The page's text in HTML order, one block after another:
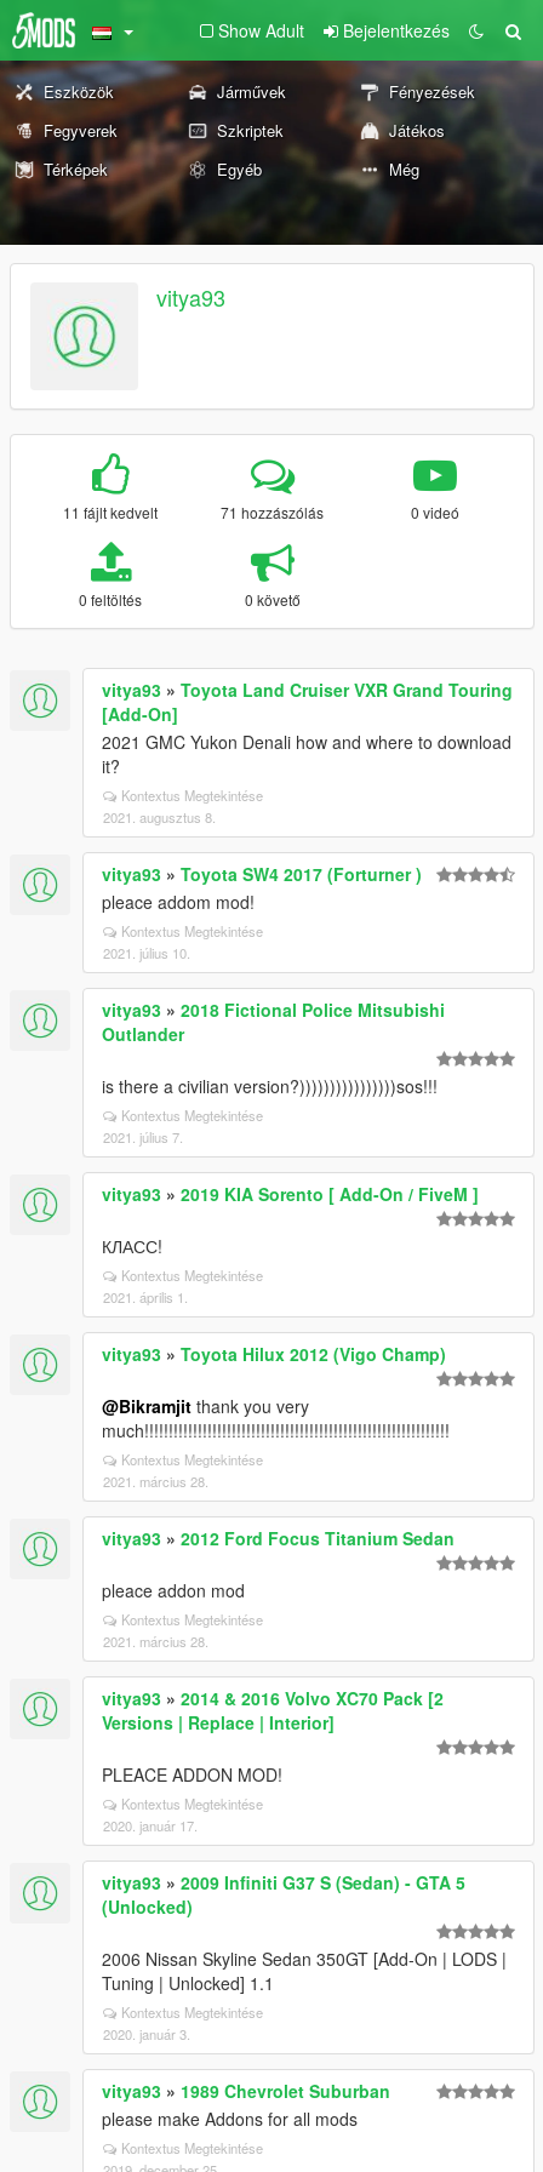
Show Adult Bejelentkezés
Eszközök Járművek
Fényezések
Fegyverek
Szkriptek
Játékos
Térképek
Egyéb Még
vitya93
11 fájlt kedvelt 71 hozzászólás 0 videó
0 feltöltés 0 követő
vitya93 » Toyota Land Cruiser VXR Grand Touring
[Add-On]
2021 GMC Yukon Denali how and where to download
it?
Kontextus Megtekintése
2021. augusztus 8.
vitya93 » Toyota SW4 2017 (Forturner )
pleace addom mod!
Kontextus Megtekintése
2021. július 10.
vitya93 » 2018 Fictional Police Mitsubishi
Outlander
is there a civilian version?))))))))))))))))sos!!!
Kontextus Megtekintése
2021. július 7.
vitya93 » 2019 KIA Sorento [ Add-On / FiveM ]
КЛАСС!
Kontextus Megtekintése
2021. április 1.
vitya93 » Toyota Hilux 2012 (Vigo Champ)
@Bikramjit thank you very
much!!!!!!!!!!!!!!!!!!!!!!!!!!!!!!!!!!!!!!!!!!!!!!!!!!!!!!!!!!!!!!!
Kontextus Megtekintése
2021. március 28.
vitya93 » 2012 Ford Focus Titanium Sedan
pleace addon mod
Kontextus Megtekintése
2021. március 28.
vitya93 » 2014 & 2016 Volvo XC70 Pack [2
Versions | Replace | Interior]
PLEACE ADDON MOD!
Kontextus Megtekintése
2020. január 17.
vitya93 » 2009 Infiniti G37 S (Sedan) - GTA 5
(Unlocked)
2006 Nissan Skyline Sedan 350GT [Add-On | LODS |
Tuning | Unlocked] 1.1
Kontextus Megtekintése
2020. január 3.
vitya93 » 1989 Chevrolet Suburban
please make Addons for all mods
Kontextus Megtekintése